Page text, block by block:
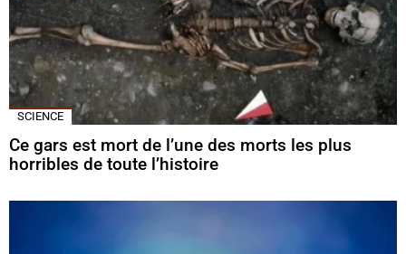
SCIENCE
Ce gars est mort de l’une des morts les plus
horribles de toute l’histoire